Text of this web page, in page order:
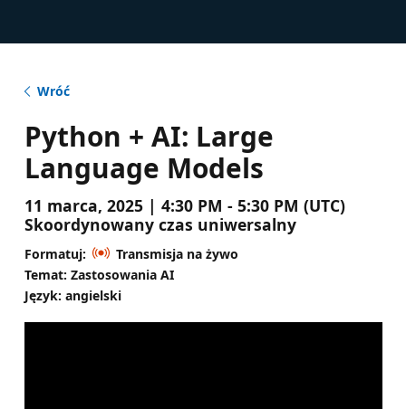
Wróć
Python + AI: Large
Language Models
11 marca, 2025 | 4:30 PM - 5:30 PM (UTC)
Skoordynowany czas uniwersalny
Formatuj:
Transmisja na żywo
Temat: Zastosowania AI
Język: angielski